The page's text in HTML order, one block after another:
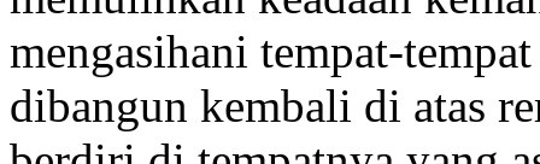
mengasihani tempat-
dibangun kembali di atas